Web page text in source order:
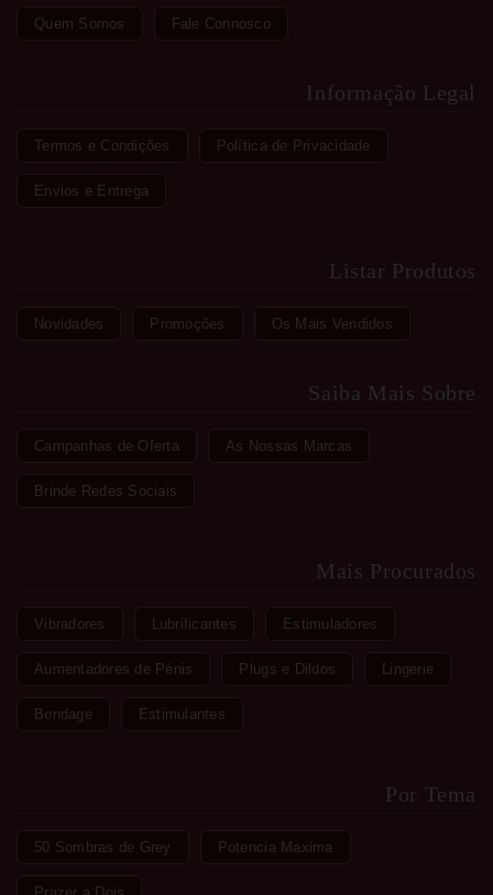
Quem Somos Fale Connosco
Informação Legal
Termos e Condições Política de Privacidade
Envios e Entrega
Listar Produtos
Novidades Promoções Os Mais Vendidos
Saiba Mais Sobre
Campanhas de Oferta As Nossas Marcas
Brinde Redes Sociais
Mais Procurados
Vibradores Lubrificantes Estimuladores
Aumentadores de Pénis Plugs e Dildos Lingerie
Bondage Estimulantes
Por Tema
50 Sombras de Grey Potencia Maxima